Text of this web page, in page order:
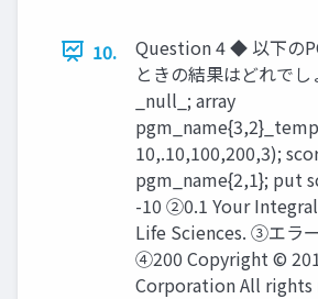
10.
Question 4 ◆ 以下の
ときの結果はどれで
_null_; array
10,.10,100,200,3);
pgm_name{2,1}; put
-10 ②0.1 Your
Life Sciences. ③エラ
④200 Copyright ©
Corporation All rights